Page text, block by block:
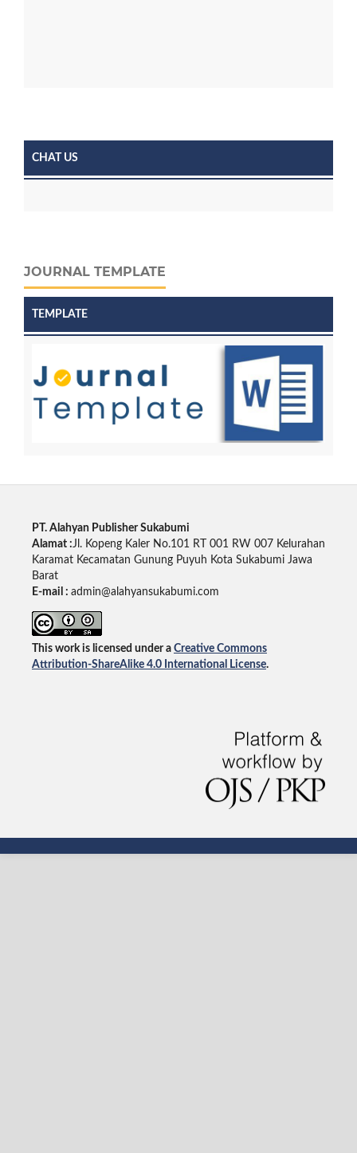
CHAT US
JOURNAL TEMPLATE
TEMPLATE
PT. Alahyan Publisher Sukabumi
Alamat :Jl. Kopeng Kaler No.101 RT 001 RW 007 Kelurahan
Karamat Kecamatan Gunung Puyuh Kota Sukabumi Jawa
Barat
E-mail : admin@alahyansukabumi.com
This work is licensed under a Creative Commons
Attribution-ShareAlike 4.0 International License.